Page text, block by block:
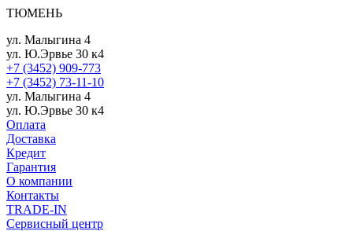
ТЮМЕНЬ
ул. Малыгина 4
ул. Ю.Эрвье 30 к4
+7 (3452) 909-773
+7 (3452) 73-11-10
ул. Малыгина 4
ул. Ю.Эрвье 30 к4
Оплата
Доставка
Кредит
Гарантия
О компании
Контакты
TRADE-IN
Сервисный центр